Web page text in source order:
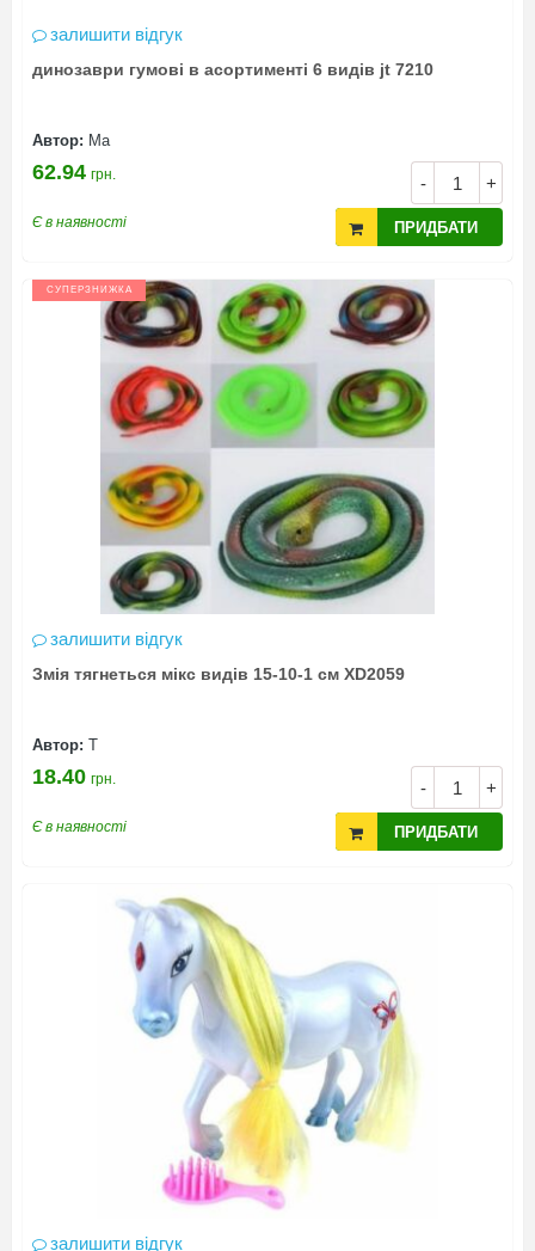
залишити відгук
динозаври гумові в асортименті 6 видів jt 7210
Автор: Ма
- +
62.94 грн.
Є в наявності ПРИДБАТИ
СУПЕРЗНИЖКА
залишити відгук
Змія тягнеться мікс видів 15-10-1 см XD2059
Автор: Т
- +
18.40 грн.
Є в наявності ПРИДБАТИ
залишити відгук